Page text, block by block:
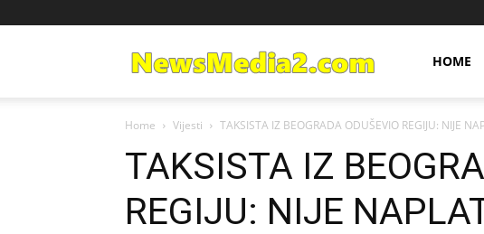
Media
HOME
Home Vijesti TAKSISTA IZ BEOGRADA ODUŠEVIO REGIJU: NIJE
TAKSISTA IZ
REGIJU: NIJE